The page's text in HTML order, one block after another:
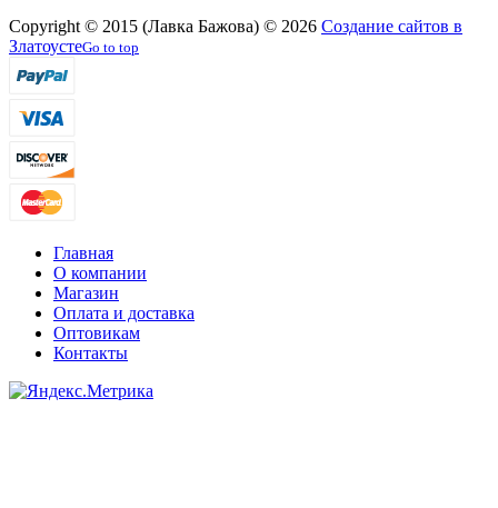
Copyright © 2015 (Лавка Бажова) © 2026 Создание сайтов в
ЗлатоустеGo to top
Главная
О компании
Магазин
Оплата и доставка
Оптовикам
Контакты